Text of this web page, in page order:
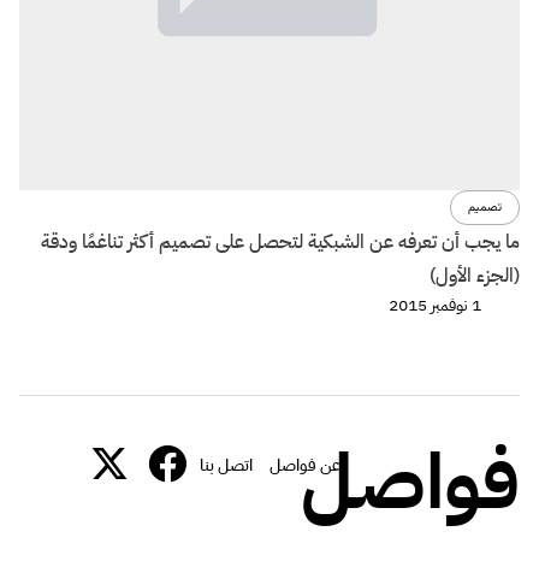
تصميم
ما يجب أن تعرفه عن الشبكية لتحصل على تصميم أكثر تناغمًا ودقة
(الجزء الأول)
1 نوفمبر 2015
فواصل
عن فواصل اتصل بنا